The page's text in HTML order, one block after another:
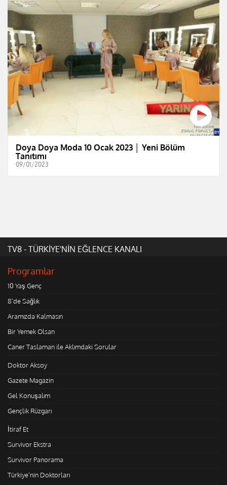
Doya Doya Moda 10 Ocak 2023 │ Yeni Bölüm
Tanıtımı
09/01/2023
TV8 - TÜRKİYE'NİN EĞLENCE KANALI
Programlar
10 Yaş Genç
8'de Sağlık
Aramızda Kalmasın
Bir Yemek Olsan
Caner Taslaman ile Aklımdaki Sorular
Doktor Aksoy
Gazete Magazin
Gel Konuşalım
Gençlik Rüzgarı
İtiraf Et
Survivor Ekstra
Survivor Panorama
Türkiye'nin Doktorları